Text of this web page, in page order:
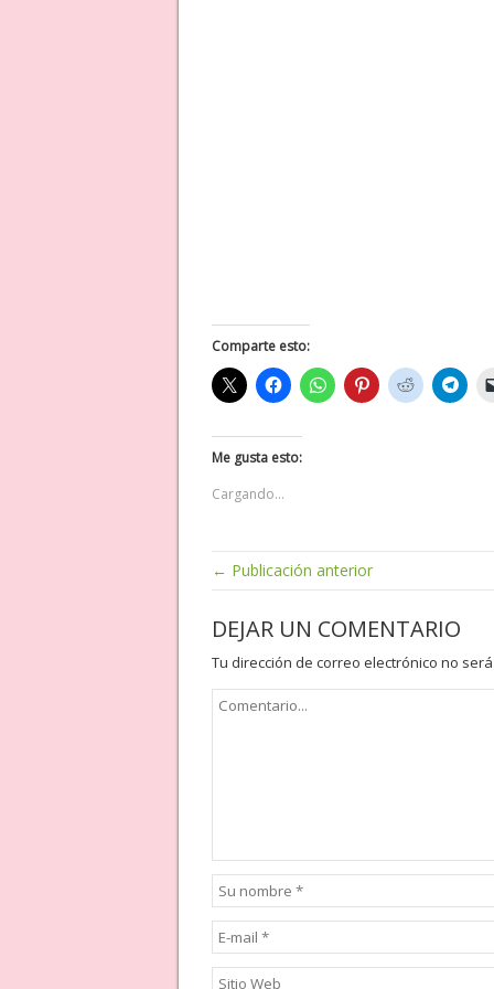
Comparte esto:
Me gusta esto:
Cargando...
← Publicación anterior
DEJAR UN COMENTARIO
Tu dirección de correo electrónico no